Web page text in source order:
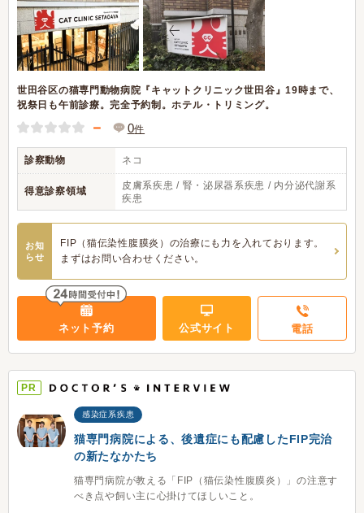
世田谷区の猫専門動物病院『キャットクリニック世田谷』19時まで、
祝祭日も午前診療。完全予約制。ホテル・トリミング。
－ 0件
診察動物 ネコ
得意診察領域
皮膚系疾患 / 腎・泌尿器系疾患 / 内分泌代謝系
疾患
お知
らせ
FIP（猫伝染性腹膜炎）の治療にも力を入れております。
まずはお問い合わせください。
ネット予約 公式サイト 電話
PR
感染症系疾患
猫専門病院による、後遺症にも配慮したFIP完治
の新たなかたち
猫専門病院が教える「FIP（猫伝染性腹膜炎）」の注意す
べき点や飼い主に心掛けてほしいこと。